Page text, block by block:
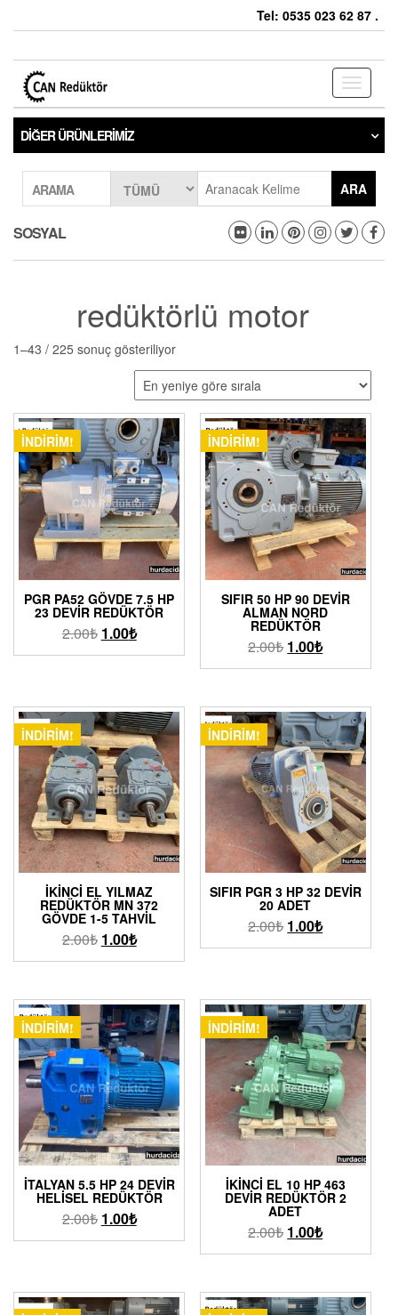
Tel: 0535 023 62 87 .
Toggle
DIĞER ÜRÜNLERIMIZ
ARAMA ARA
SOSYAL
redüktörlü motor
1–43 / 225 sonuç gösteriliyor
İNDIRIM!
PGR PA52 GÖVDE 7.5 HP
23 DEVIR REDÜKTÖR
2.00₺ 1.00₺
İNDIRIM!
SIFIR 50 HP 90 DEVIR
ALMAN NORD
REDÜKTÖR
2.00₺ 1.00₺
İNDIRIM!
İKINCI EL YILMAZ
REDÜKTÖR MN 372
GÖVDE 1-5 TAHVIL
2.00₺ 1.00₺
İNDIRIM!
SIFIR PGR 3 HP 32 DEVIR
20 ADET
2.00₺ 1.00₺
İNDIRIM!
İTALYAN 5.5 HP 24 DEVIR
HELISEL REDÜKTÖR
2.00₺ 1.00₺
İNDIRIM!
İKINCI EL 10 HP 463
DEVIR REDÜKTÖR 2
ADET
2.00₺ 1.00₺